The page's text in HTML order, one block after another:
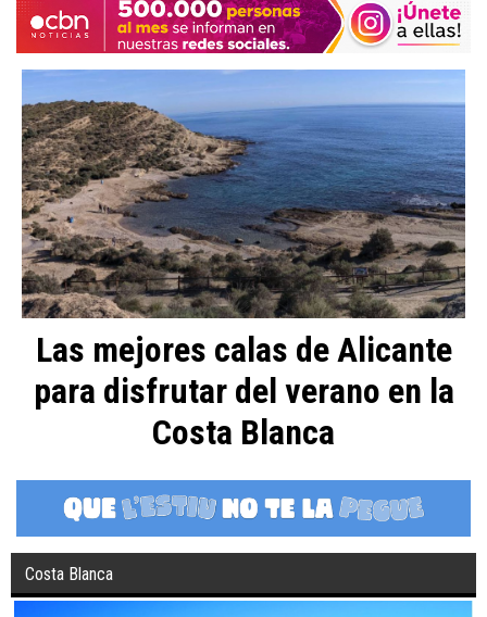
Las mejores calas de Alicante
para disfrutar del verano en la
Costa Blanca
Costa Blanca